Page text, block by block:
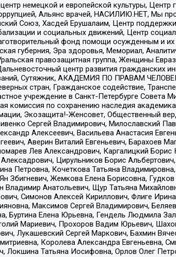
немецкой и европейской культуры,
Альянс врачей, НАСИЛИЮ.НЕТ, Мы
Союз, Хасдей Ерушалаим, Центр
и социальных движений, Центр
фонд помощи осужденным и
губерния, Эра здоровья, Мемориал,
правозащитная группа, Женщины
центр развития гражданских
Сутяжник, АКАДЕМИЯ ПО ПРАВАМ
стран, Гражданское содействие,
учреждение в Санкт-Петербурге Совета
комиссия по сохранению наследия
Экозащита!-Женсовет, Общественный
Сергей Владимирович, Милославский
Алексеевич, Васильева Анастасия
Аверин Виталий Евгеньевич, Барахоев
Лев Александрович, Каргалицкий Борис
Цирульников Борис
Петровна, Кочеткова Татьяна
Збигневич, Жемкова Елена Борисовна,
Владимир Анатольевич, Щур Татьяна
Симонов Алексей Кириллович, Флиге
Максимов Сергей Владимирович,
Буртина Елена Юрьевна, Гендель Людмила
Мариевич, Прохоров Вадим Юрьевич,
Лукашевский Сергей Маркович, Бахмин
Королева Александра Евгеньевна,
Локшина Татьяна Иосифовна, Орлов Олег